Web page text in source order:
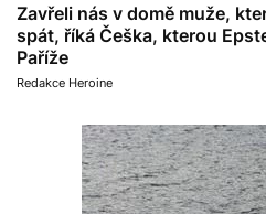
Zavřeli nás v domě muže,
spát, říká Češka, kterou
Paříže
Redakce Heroine